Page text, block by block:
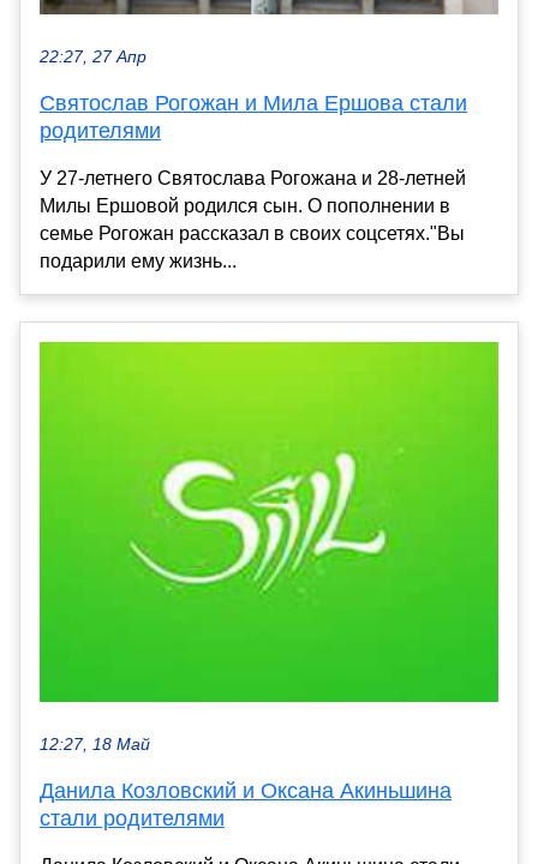
22:27, 27 Апр
Святослав Рогожан и Мила Ершова стали
родителями
У 27-летнего Святослава Рогожана и 28-летней
Милы Ершовой родился сын. О пополнении в
семье Рогожан рассказал в своих соцсетях."Вы
подарили ему жизнь...
12:27, 18 Май
Данила Козловский и Оксана Акиньшина
стали родителями